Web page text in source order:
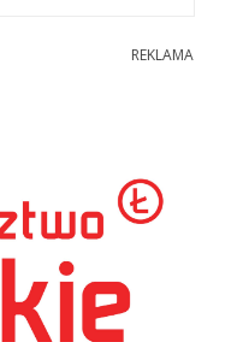
REKLAMA